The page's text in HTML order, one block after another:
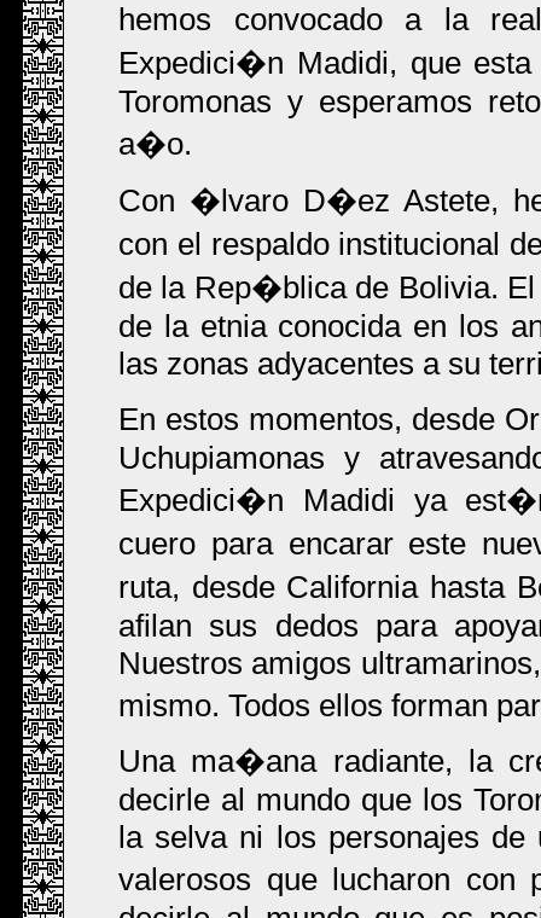
hemos convocado a la
Expedici�n Madidi, que
Toromonas y esperamos
a�o.
Con �lvaro D�ez Astete,
con el respaldo institucional
de la Rep�blica de Bolivia.
de la etnia conocida en los
las zonas adyacentes a su
En estos momentos, desde
Uchupiamonas y
Expedici�n Madidi ya
cuero para encarar este
ruta, desde California hasta
afilan sus dedos para
Nuestros amigos
mismo. Todos ellos forman
Una ma�ana radiante, la
decirle al mundo que los
la selva ni los personajes de
valerosos que lucharon